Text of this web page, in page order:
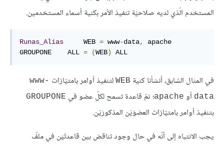
المستخدم الّذي لديه صلاحيّة تنفيذ الأمر بكنية أسماء المستخدمين.
Runas_Alias
     WEB
= www-data,
apache
GROUPONE    ALL = (WEB) ALL
في المثال السّابق، أنشأنا كنية WEB لتنفيذ أوامر بامتيّازات www-
data أو apache؛ ثمّ قاعدة تسمح لكلّ عضو في GROUPONE
بتنفيذ أوامر بامتيّازات العضوَيْن المذكورَيْن.
يجب الانتباه إلى أنّه في حال وجود تناقض بين قاعدتَيْن في ملفّ